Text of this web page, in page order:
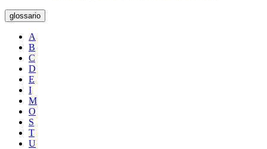
glossario
A
B
C
D
E
I
M
O
S
T
U